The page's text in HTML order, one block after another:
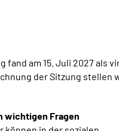
fand am 15. Juli 2027 als
der Sitzung stellen
wichtigen Fragen